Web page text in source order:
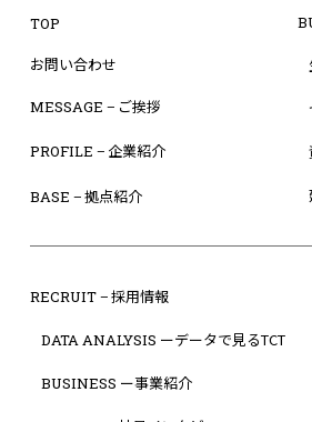
と、およびそのための措置を講
2．当社は、個人情報保護に関す
3．当社は、個人情報への不正ア
人情報の紛失、破壊、改ざんお
ます。
します。
継続的に見直しを行い、適切な管
努めます。
TOP
お問い合わせ
MESSAGE − ご挨拶
PROFILE − 企業紹介
BASE − 拠点紹介
RECRUIT− 採用情報
DATA ANALYSIS ーデータで見るTCT
BUSINESS ー事業紹介